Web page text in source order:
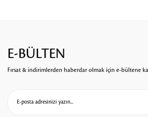
E-BÜLTEN
Fırsat & indirimlerden haberdar olmak için e-bültene